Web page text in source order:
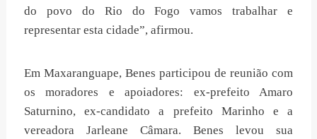
do povo do Rio do Fogo vamos trabalhar e
representar esta cidade”, afirmou.
Em Maxaranguape, Benes participou de reunião com
os moradores e apoiadores: ex-prefeito Amaro
Saturnino, ex-candidato a prefeito Marinho e a
vereadora Jarleane Câmara. Benes levou sua